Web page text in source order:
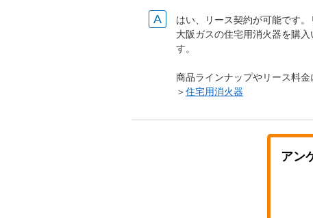
はい、リース契約が可能です
大阪ガスの住宅用消火器を購
す。
商品ラインナップやリース料金
＞住宅用消火器
アン